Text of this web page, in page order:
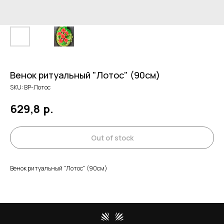
Венок ритуальный "Лотос" (90см)
SKU:ВР-Лотос
629,8 р.
Out of stock
Венок ритуальный "Лотос" (90см)